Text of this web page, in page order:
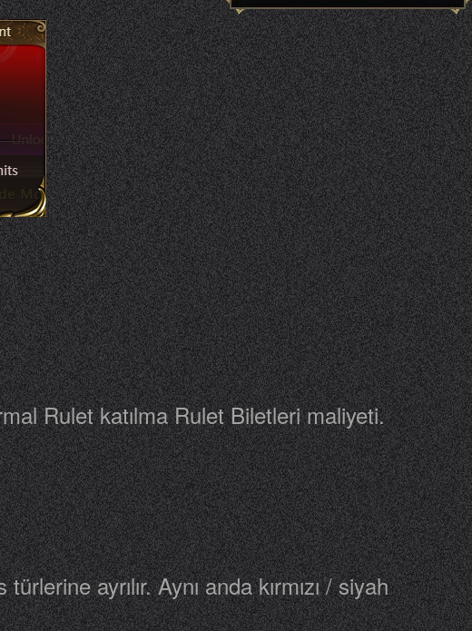
Rulet katılma Rulet Biletleri maliyeti.
ayrılır. Aynı anda kırmızı / siyah